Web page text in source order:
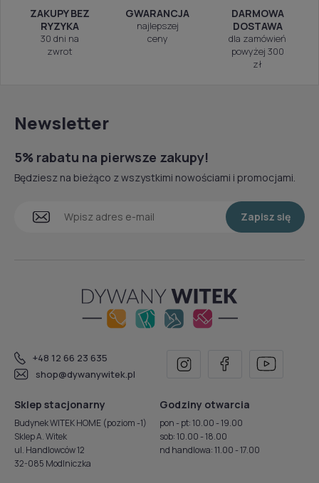
ZAKUPY BEZ
RYZYKA
30 dni na
zwrot
GWARANCJA
najlepszej
ceny
DARMOWA
DOSTAWA
dla zamówień
powyżej 300
zł
Newsletter
5% rabatu na pierwsze zakupy!
Będziesz na bieżąco z wszystkimi nowościami i promocjami.
Zapisz się
+48 12 66 23 635
shop@dywanywitek.pl
Sklep stacjonarny
Budynek WITEK HOME (poziom -1)
Sklep A. Witek
ul. Handlowców 12
32-085 Modlniczka
Godziny otwarcia
pon - pt: 10.00 - 19.00
sob: 10.00 - 18.00
nd handlowa: 11.00 - 17.00